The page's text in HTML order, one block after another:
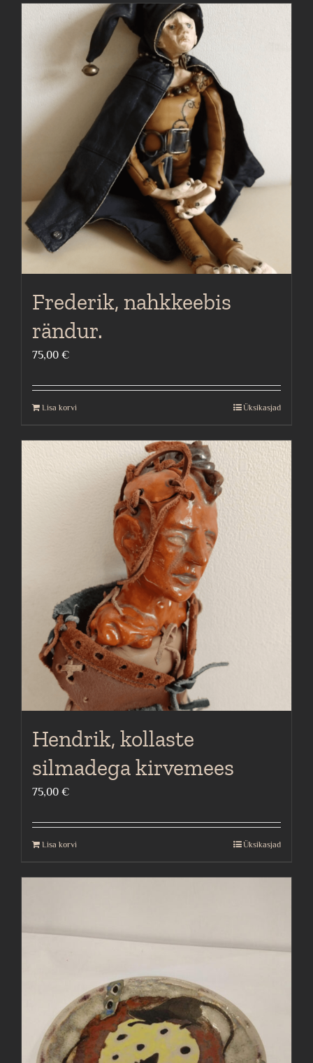
Frederik, nahkkeebis
rändur.
75,00 €
Lisa korvi Üksikasjad
Hendrik, kollaste
silmadega kirvemees
75,00 €
Lisa korvi Üksikasjad